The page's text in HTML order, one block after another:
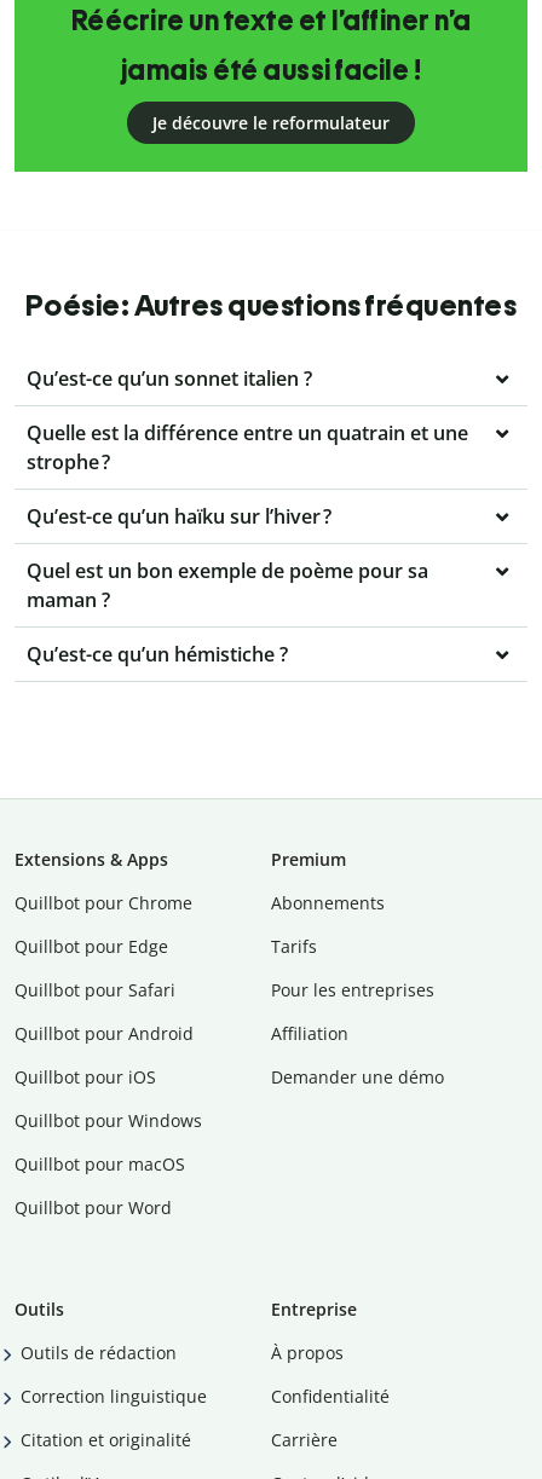
Réécrire un texte et l’affiner n’a
jamais été aussi facile !
Je découvre le reformulateur
Poésie: Autres questions fréquentes
Qu’est-ce qu’un sonnet italien ?
Quelle est la différence entre un quatrain et une
strophe ?
Qu’est-ce qu’un haïku sur l’hiver ?
Quel est un bon exemple de poème pour sa
maman ?
Qu’est-ce qu’un hémistiche ?
Extensions & Apps
Quillbot pour Chrome
Quillbot pour Edge
Quillbot pour Safari
Quillbot pour Android
Quillbot pour iOS
Quillbot pour Windows
Quillbot pour macOS
Quillbot pour Word
Premium
Abonnements
Tarifs
Pour les entreprises
Affiliation
Demander une démo
Outils
Outils de rédaction
Correction linguistique
Citation et originalité
Entreprise
À propos
Confidentialité
Carrière